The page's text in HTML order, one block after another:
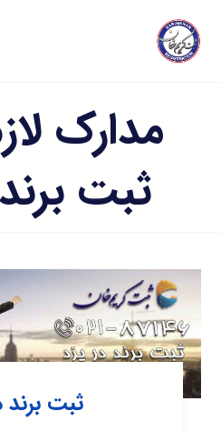
مدارک
ثبت
ثبت برند